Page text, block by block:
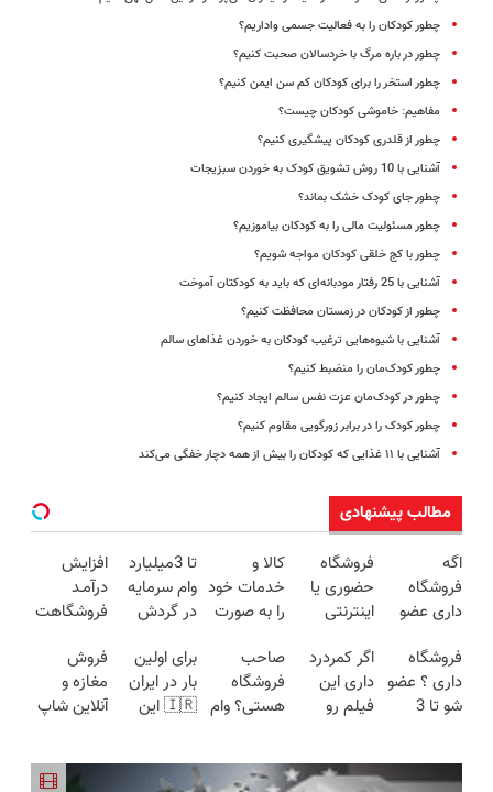
چطور کودکان را به فعالیت جسمی واداریم؟
چطور در باره مرگ با خردسالان صحبت کنیم؟
چطور استخر را برای کودکان کم سن ایمن کنیم؟
مفاهیم: خاموشی کودکان چیست؟
چطور از قلدری کودکان پیشگیری کنیم؟
آشنایی با 10 روش‌ تشویق کودک به خوردن سبزیجات
چطور جای کودک خشک بماند؟
چطور مسئولیت مالی را به کودکان بیاموزیم؟
چطور با کج خلقی کودکان مواجه شویم؟
آشنایی با 25 رفتار مودبانه‌ای که باید به کودکتان آموخت
چطور از کودکان در زمستان محافظت کنیم؟
آشنایی با شیوه‌هایی ترغیب کودکان به خوردن غذاهای سالم
چطور کودک‌مان را منضبط کنیم؟
چطور در کودک‌مان عزت نفس سالم ایجاد کنیم؟
چطور کودک‌ را در برابر زورگویی مقاوم کنیم؟
آشنایی با ۱۱ غذایی که کودکان را بیش از همه دچار خفگی می‌کند
مطالب پیشنهادی
اگه
فروشگاه
داری عضو
دیجی پی
شو 3
میلیارد وام
فروشگاه
حضوری یا
اینترنتی
محصول و
خدماتت رو
بفروش
کالا و
خدمات خود
را به صورت
بفروشید
تا 3میلیارد
وام سرمایه
در گردش
=>
فروشگاهت
رو ثبت کن
افزایش
درآمـد
فروشگاهت
کن «
فروشگاهت
رو ثبت کن
فروشگاه
داری ؟ عضو
شو تا 3
اگر کمردرد
داری این
فیلم رو
رو پر کن◖
صاحب
فروشگاه
هستی؟ وام
برای اولین
بار در ایران
🇮🇷 این
23 روزه
فروش
مغازه و
آنلاین شاپ